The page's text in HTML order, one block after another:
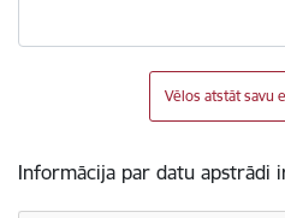
Vēlos atstāt savu
Informācija par datu apstrādi